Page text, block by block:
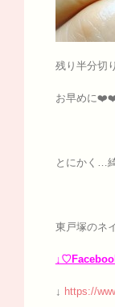
残り半分切
お早めに
とにかく…
東戸塚のネ
↓ https://